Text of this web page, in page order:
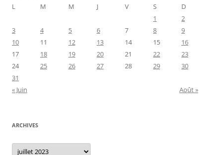
L
M M J V S
D
1
2
3
4 5 6 7 8
9
10
11 12 13 14 15
16
17
18 19 20 21 22
23
24
25 26 27 28 29
30
31
« Juin
Août »
ARCHIVES
Archives